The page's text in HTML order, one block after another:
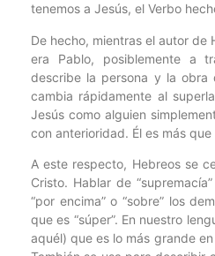
tenemos a Jesús, el Verbo
De hecho, mientras el autor de
era Pablo, posiblemente a
describe la persona y la obra
cambia rápidamente al
Jesús como alguien
con anterioridad. Él es más que
A este respecto, Hebreos se
Cristo. Hablar de
“por encima” o “sobre” los
que es “súper”. En nuestro
aquél) que es lo más grande